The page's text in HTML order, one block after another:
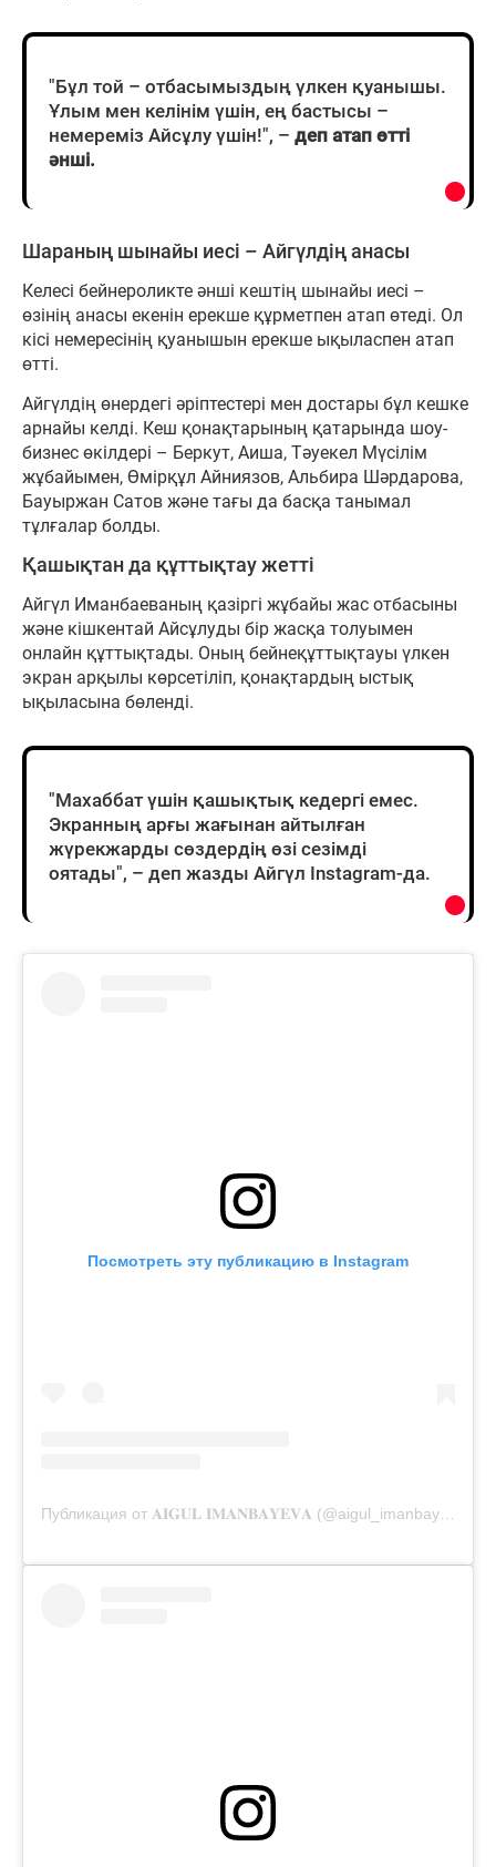
"Бұл той – отбасымыздың үлкен қуанышы.
Ұлым мен келінім үшін, ең бастысы –
немереміз Айсұлу үшін!", – деп атап өтті
әнші.
Шараның шынайы иесі – Айгүлдің анасы
Келесі бейнероликте әнші кештің шынайы иесі –
өзінің анасы екенін ерекше құрметпен атап өтеді. Ол
кісі немересінің қуанышын ерекше ықыласпен атап
өтті.
Айгүлдің өнердегі әріптестері мен достары бұл кешке
арнайы келді. Кеш қонақтарының қатарында шоу-
бизнес өкілдері – Беркут, Аиша, Тәуекел Мүсілім
жұбайымен, Өмірқұл Айниязов, Альбира Шәрдарова,
Бауыржан Сатов және тағы да басқа танымал
тұлғалар болды.
Қашықтан да құттықтау жетті
Айгүл Иманбаеваның қазіргі жұбайы жас отбасыны
және кішкентай Айсұлуды бір жасқа толуымен
онлайн құттықтады. Оның бейнеқұттықтауы үлкен
экран арқылы көрсетіліп, қонақтардың ыстық
ықыласына бөленді.
"Махаббат үшін қашықтық кедергі емес.
Экранның арғы жағынан айтылған
жүрекжарды сөздердің өзі сезімді
оятады", – деп жазды Айгүл Instagram-да.
Посмотреть эту публикацию в Instagram